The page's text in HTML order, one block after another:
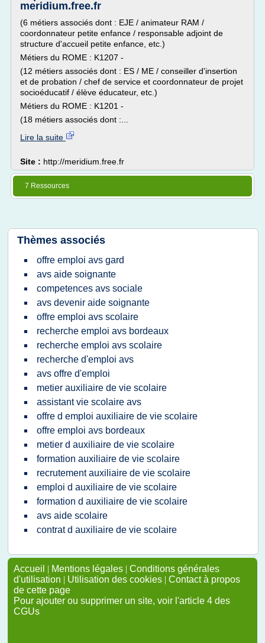
meridium.free.fr
(6 métiers associés dont : EJE / animateur RAM /
coordonnateur petite enfance / responsable adjoint de
structure d'accueil petite enfance, etc.)
Métiers du ROME : K1207 -
(12 métiers associés dont : ES / ME / conseiller d'insertion
et de probation / chef de service et coordonnateur de projet
socioéducatif / élève éducateur, etc.)
Métiers du ROME : K1201 -
(18 métiers associés dont :...
Lire la suite
Site : http://meridium.free.fr
7 Ressources
Thèmes associés
offre emploi avs gard
avs aide soignante
competences avs sociale
avs devenir aide soignante
offre emploi avs scolaire
recherche emploi avs bordeaux
recherche emploi avs scolaire
recherche d'emploi avs
avs offre d'emploi
metier auxiliaire de vie scolaire
assistant vie scolaire avs
offre d emploi auxiliaire de vie scolaire
offre emploi avs bordeaux
metier d auxiliaire de vie scolaire
formation auxiliaire de vie scolaire
recrutement auxiliaire de vie scolaire
emploi d auxiliaire de vie scolaire
formation d auxiliaire de vie scolaire
avs aide scolaire
contrat d auxiliaire de vie scolaire
Accueil | Mentions légales | Conditions générales
d'utilisation | Utilisation des cookies | Contact à propos
de cette page
Pour ajouter ou supprimer un site, voir l'article 4 des
CGUs